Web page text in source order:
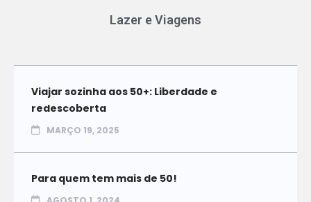
Lazer e Viagens
Viajar sozinha aos 50+: Liberdade e
redescoberta
MARÇO 19, 2025
Para quem tem mais de 50!